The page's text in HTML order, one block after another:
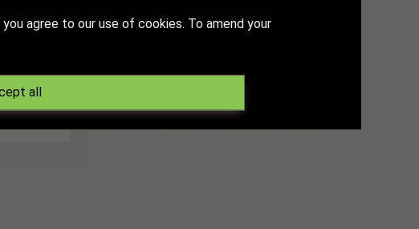
agree to our use of cookies. To amend your
all